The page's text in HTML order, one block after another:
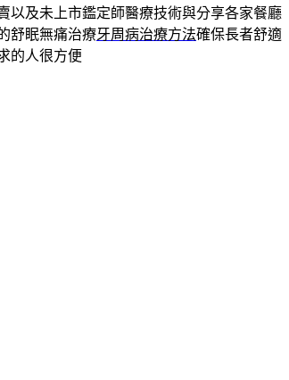
以及未上市鑑定師醫療技術與分享各家餐廳
舒眠無痛治療牙周病治療方法確保長者舒適
的人很方便